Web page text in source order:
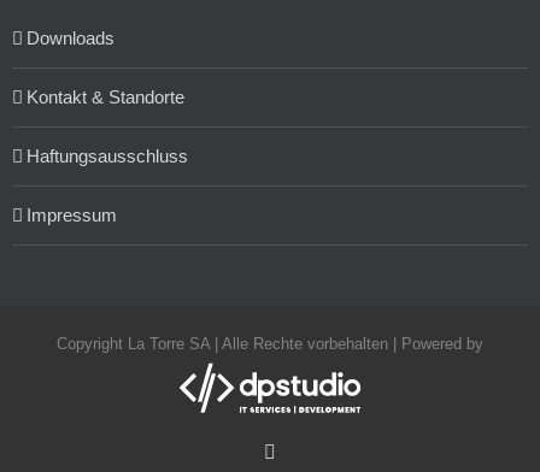
Downloads
Kontakt & Standorte
Haftungsausschluss
Impressum
Copyright La Torre SA | Alle Rechte vorbehalten | Powered by